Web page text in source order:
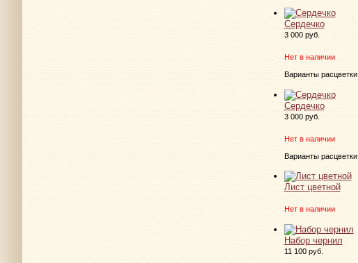
Сердечко
3 000 руб.
Нет в наличии
Варианты расцветки
Сердечко
3 000 руб.
Нет в наличии
Варианты расцветки
Лист цветной
Нет в наличии
Набор чернил
11 100 руб.